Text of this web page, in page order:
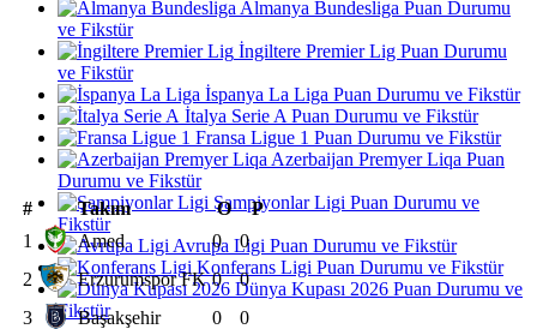
Almanya Bundesliga Puan Durumu
ve Fikstür
İngiltere Premier Lig Puan Durumu
ve Fikstür
İspanya La Liga Puan Durumu ve Fikstür
İtalya Serie A Puan Durumu ve Fikstür
Fransa Ligue 1 Puan Durumu ve Fikstür
Azerbaijan Premyer Liqa Puan
Durumu ve Fikstür
Şampiyonlar Ligi Puan Durumu ve
Fikstür
Avrupa Ligi Puan Durumu ve Fikstür
Konferans Ligi Puan Durumu ve Fikstür
Dünya Kupası 2026 Puan Durumu ve
Fikstür
# Takım O
P
1
Amed 0
0
2
Erzurumspor FK 0
0
3
Başakşehir 0
0